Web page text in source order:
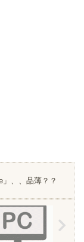
」、、品薄？？